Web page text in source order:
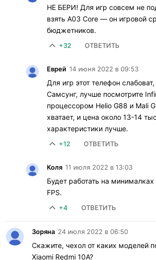
НЕ БЕРИ! Для игр совсем не
взять A03 Core — он игровой
бюджетников.
+32 ОТВЕТИТЬ
Еврей 14 июня 2022 в 09:53
Для игр этот телефон
Самсунг, лучше посмотрите
процессором Helio G88 и Mali
хватает, и цена около 13-14
характеристики лучше.
+12 ОТВЕТИТЬ
Коля 11 июля 2022 в 13:03
Будет работать на
FPS.
+4 ОТВЕТИТЬ
Зоряна 24 июля 2022 в 06:50
Скажите, чехол от каких моделей
Xiaomi Redmi 10A?